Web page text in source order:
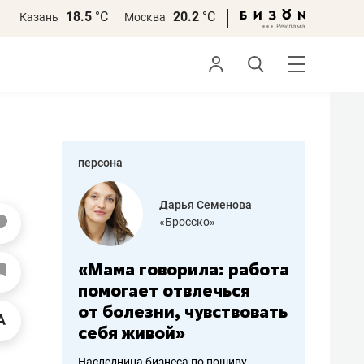
Казань 18.5 °С Москва 20.2 °С
персона
Дарья Семенова
«Бросско»
«Мама говорила: работа
помогает отвлечься
от болезни, чувствовать
себя живой»